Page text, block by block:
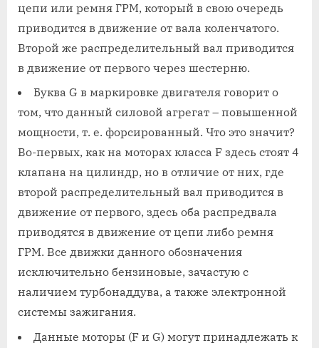
цепи или ремня ГРМ, который в свою очередь
приводится в движение от вала коленчатого.
Второй же распределительный вал приводится
в движение от первого через шестерню.
Буква G в маркировке двигателя говорит о
том, что данный силовой агрегат – повышенной
мощности, т. е. форсированный. Что это значит?
Во-первых, как на моторах класса F здесь стоят 4
клапана на цилиндр, но в отличие от них, где
второй распределительный вал приводится в
движение от первого, здесь оба распредвала
приводятся в движение от цепи либо ремня
ГРМ. Все движки данного обозначения
исключительно бензиновые, зачастую с
наличием турбонаддува, а также электронной
системы зажигания.
Данные моторы (F и G) могут принадлежать к